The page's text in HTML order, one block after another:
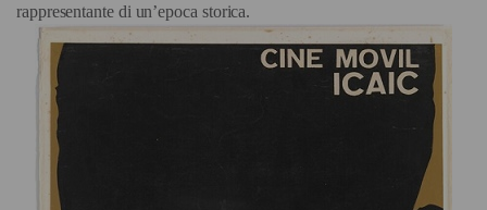
rappresentante di un’epoca storica.